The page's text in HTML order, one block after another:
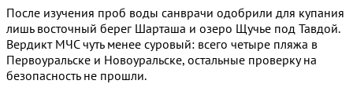
После изучения проб воды санврачи одобрили для купания
лишь восточный берег Шарташа и озеро Щучье под Тавдой.
Вердикт МЧС чуть менее суровый: всего четыре пляжа в
Первоуральске и Новоуральске, остальные проверку на
безопасность не прошли.